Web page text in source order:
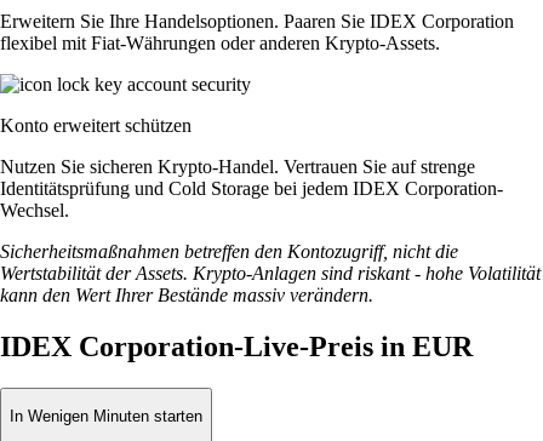
Erweitern Sie Ihre Handelsoptionen. Paaren Sie IDEX Corporation
flexibel mit Fiat-Währungen oder anderen Krypto-Assets.
Konto erweitert schützen
Nutzen Sie sicheren Krypto-Handel. Vertrauen Sie auf strenge
Identitätsprüfung und Cold Storage bei jedem IDEX Corporation-
Wechsel.
Sicherheitsmaßnahmen betreffen den Kontozugriff, nicht die
Wertstabilität der Assets. Krypto-Anlagen sind riskant - hohe Volatilität
kann den Wert Ihrer Bestände massiv verändern.
IDEX Corporation-Live-Preis in EUR
In Wenigen Minuten starten